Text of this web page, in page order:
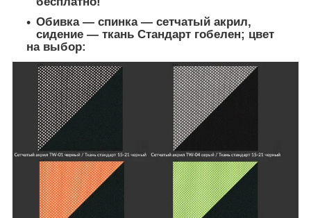
Обивка ― спинка ― сетчатый акрил,
сидение ― ткань Стандарт гобелен; цвет
на выбор: